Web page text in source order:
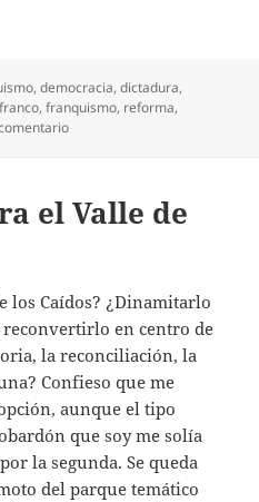
,democracia,dictadura,
,franquismo, reforma,
en Cuarenta años después
el Valle de
los Caídos? ¿Dinamitarlo
reconvertirlo en centro de
la reconciliación, la
Confieso que me
aunque el tipo
que soy me solía
la segunda. Se queda
del parque temático